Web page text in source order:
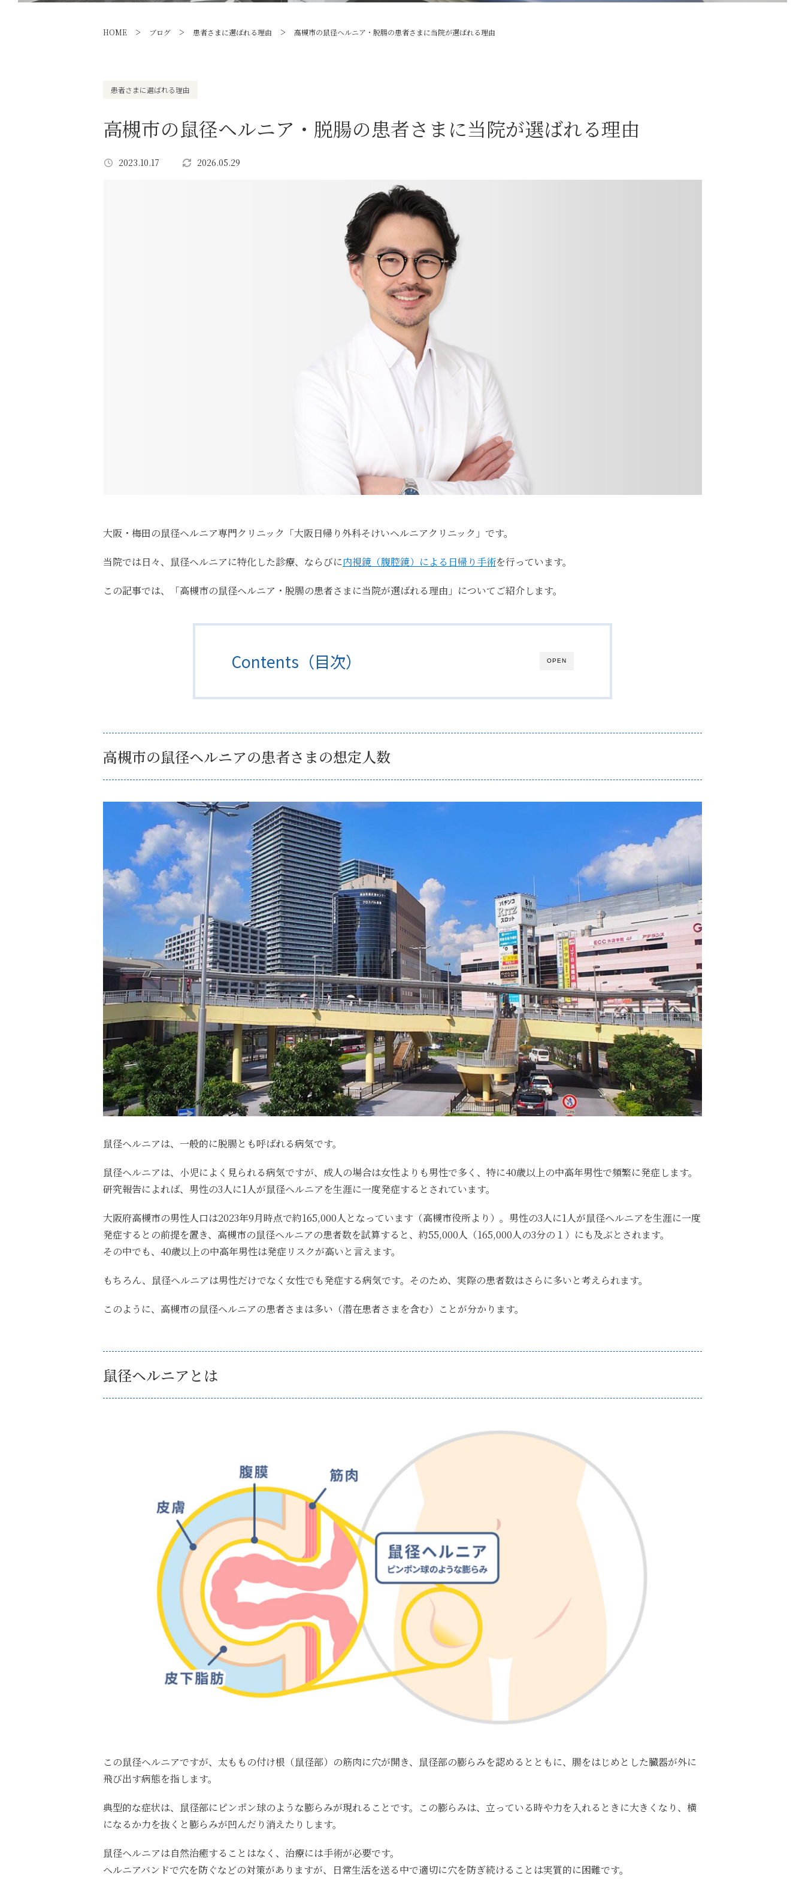
HOME > ブログ > 患者さまに選ばれる理由 > 高槻市の鼠径ヘルニア・脱腸の患者さまに当院が選ばれる理由
患者さまに選ばれる理由
高槻市の鼠径ヘルニア・脱腸の患者さまに当院が選ばれる理由
2023.10.17 2026.05.29
大阪・梅田の鼠径ヘルニア専門クリニック 「大阪日帰り外科そけいヘルニアクリニック」 です。
当院では日々、鼠径ヘルニアに特化した診療、ならびに内視鏡（腹腔鏡）による日帰り手術を行っています。
この記事では、 「高槻市の鼠径ヘルニア・脱腸の患者さまに当院が選ばれる理由」 についてご紹介します。
OPEN
Contents（目次）
高槻市の鼠径ヘルニアの患者さまの想定人数
鼠径ヘルニアは、一般的に脱腸とも呼ばれる病気です。
鼠径ヘルニアは、小児によく見られる病気ですが、成人の場合は女性よりも男性で多く、特に40歳以上の中高年男性で頻繁に発症します。
研究報告によれば、 男性の3人に1人が鼠径ヘルニアを生涯に一度発症する とされています。
大阪府高槻市の男性人口は2023年9月時点で約165,000人となっています（高槻市役所より）。男性の3人に1人が鼠径ヘルニアを生涯に一度
発症するとの前提を置き、 高槻市の鼠径ヘルニアの患者数を試算すると、約55,000人（165,000人の3分の１）にも及ぶとされます。
その中でも、40歳以上の中高年男性は発症リスクが高いと言えます。
もちろん、鼠径ヘルニアは男性だけでなく女性でも発症する病気です。そのため、実際の患者数はさらに多いと考えられます。
このように、高槻市の鼠径ヘルニアの患者さまは多い（潜在患者さまを含む） ことが分かります。
鼠径ヘルニアとは
この鼠径ヘルニアですが、太ももの付け根（鼠径部）の筋肉に穴が開き、鼠径部の膨らみを認めるとともに、腸をはじめとした臓器が外に
飛び出す病態を指します。
典型的な症状は、鼠径部にピンポン球のような膨らみが現れることです。この膨らみは、立っている時や力を入れるときに大きくなり、横
になるか力を抜くと膨らみが凹んだり消えたりします。
鼠径ヘルニアは自然治癒することはなく、治療には手術が必要です。
ヘルニアバンドで穴を防ぐなどの対策がありますが、日常生活を送る中で適切に穴を防ぎ続けることは実質的に困難です。